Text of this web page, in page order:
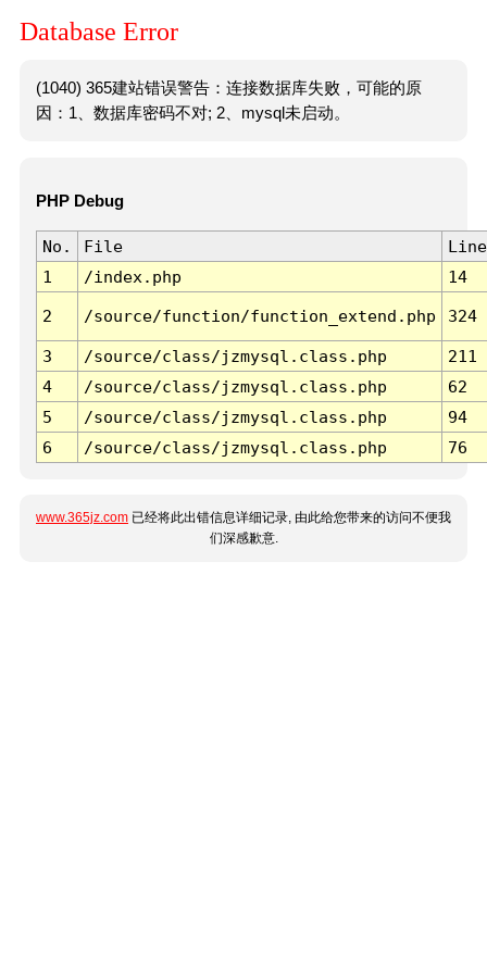
Database Error
(1040) 365建站错误警告：连接数据库失败，可能的原
因：1、数据库密码不对; 2、mysql未启动。
PHP Debug
No. File
Line
1
/index.php 14
2 /source/function/function_extend.php 324
3 /source/class/jzmysql.class.php
211
4
/source/class/jzmysql.class.php
62
5
/source/class/jzmysql.class.php
94
6
/source/class/jzmysql.class.php 76
www.365jz.com 已经将此出错信息详细记录, 由此给您带来的访问不便我
们深感歉意.